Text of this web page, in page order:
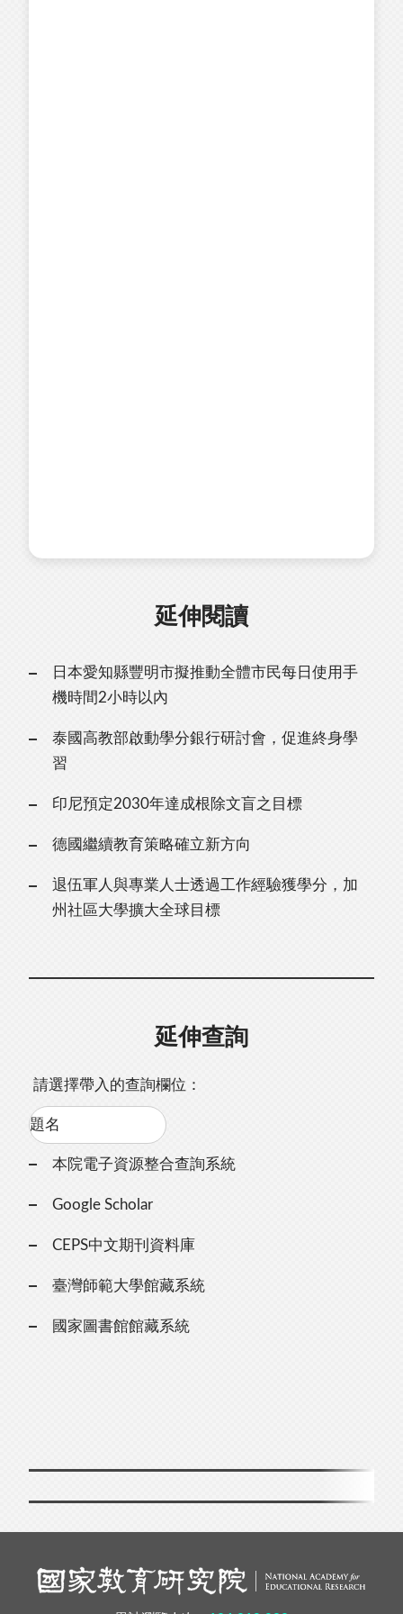
延伸閱讀
日本愛知縣豐明市擬推動全體市民每日使用手
機時間2小時以內
泰國高教部啟動學分銀行研討會，促進終身學
習
印尼預定2030年達成根除文盲之目標
德國繼續教育策略確立新方向
退伍軍人與專業人士透過工作經驗獲學分，加
州社區大學擴大全球目標
延伸查詢
請選擇帶入的查詢欄位：
本院電子資源整合查詢系統
Google Scholar
CEPS中文期刊資料庫
臺灣師範大學館藏系統
國家圖書館館藏系統